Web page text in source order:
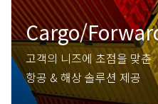
Cargo/
고객의 니즈에 초점을 맞춘
항공 & 해상 솔루션 제공